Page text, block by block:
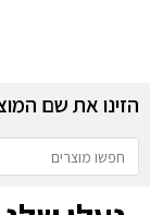
הזינו את שם